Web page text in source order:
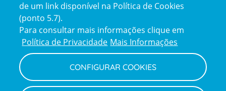
Reclamações
e
elogios
Política de Privacidade e Cookies
de um link disponível na Política de Cookies
(ponto 5.7).
Para consultar mais informações clique em
Política de Privacidade Mais Informações
CONFIGURAR COOKIES